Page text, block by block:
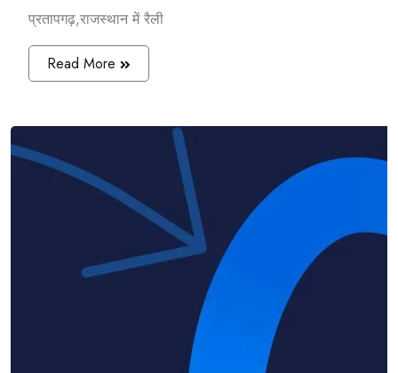
प्रतापगढ़,राजस्थान में रैली
Read More